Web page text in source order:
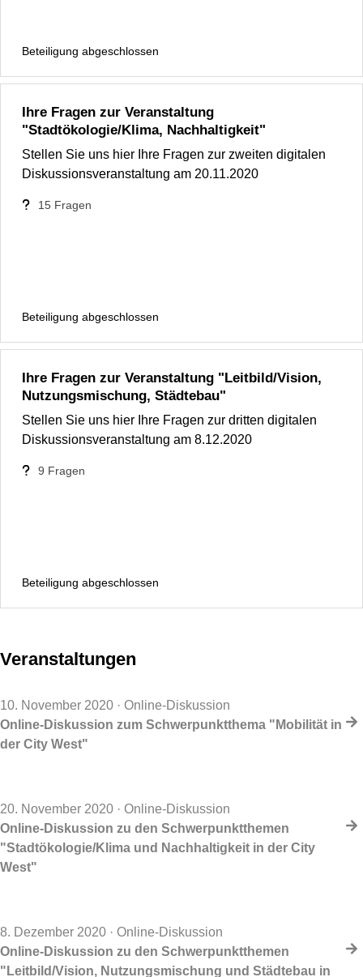
Beteiligung abgeschlossen
Ihre Fragen zur Veranstaltung
"Stadtökologie/Klima, Nachhaltigkeit"
Stellen Sie uns hier Ihre Fragen zur zweiten digitalen
Diskussionsveranstaltung am 20.11.2020
15 Fragen
Beteiligung abgeschlossen
Ihre Fragen zur Veranstaltung "Leitbild/Vision,
Nutzungsmischung, Städtebau"
Stellen Sie uns hier Ihre Fragen zur dritten digitalen
Diskussionsveranstaltung am 8.12.2020
9 Fragen
Beteiligung abgeschlossen
Veranstaltungen
10. November 2020 · Online-Diskussion
Online-Diskussion zum Schwerpunktthema "Mobilität in
der City West"
20. November 2020 · Online-Diskussion
Online-Diskussion zu den Schwerpunktthemen
"Stadtökologie/Klima und Nachhaltigkeit in der City
West"
8. Dezember 2020 · Online-Diskussion
Online-Diskussion zu den Schwerpunktthemen
"Leitbild/Vision, Nutzungsmischung und Städtebau in